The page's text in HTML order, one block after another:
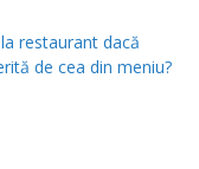
restaurant dacă
de cea din meniu?